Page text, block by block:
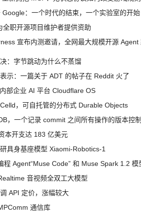
：一个时代的结束，一个实验室的开始
全职开源项目维护者提供资助
宣布内测邀请，全网最大规模开源 Agent
：字节跳动为什么不蒸馏
示：一篇关于 ADT 的帖子在 Reddit 火了
部企业 AI 平台 Cloudflare OS
，可自托管的分布式 Durable Objects
，一个记录 commit 之间所有操作的版本控
本开支达 183 亿美元
具身基座模型 Xiaomi-Robotics-1
程 Agent“Muse Code” 和 Muse Spark 1.2 模
音视频全双工大模型
API 定价，涨幅较大
通信库